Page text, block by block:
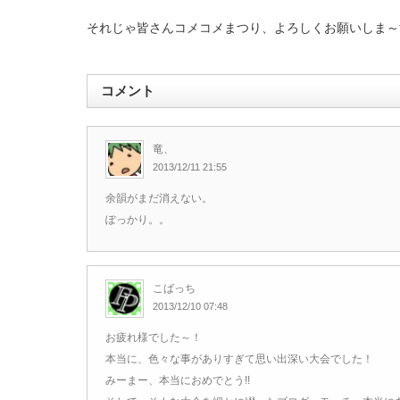
それじゃ皆さんコメコメまつり、よろしくお願いしま
コメント
竜、
2013/12/11 21:55
余韻がまだ消えない。
ぽっかり。。
こばっち
2013/12/10 07:48
お疲れ様でした～！
本当に、色々な事がありすぎて思い出深い大会でした！
みーまー、本当におめでとう!!